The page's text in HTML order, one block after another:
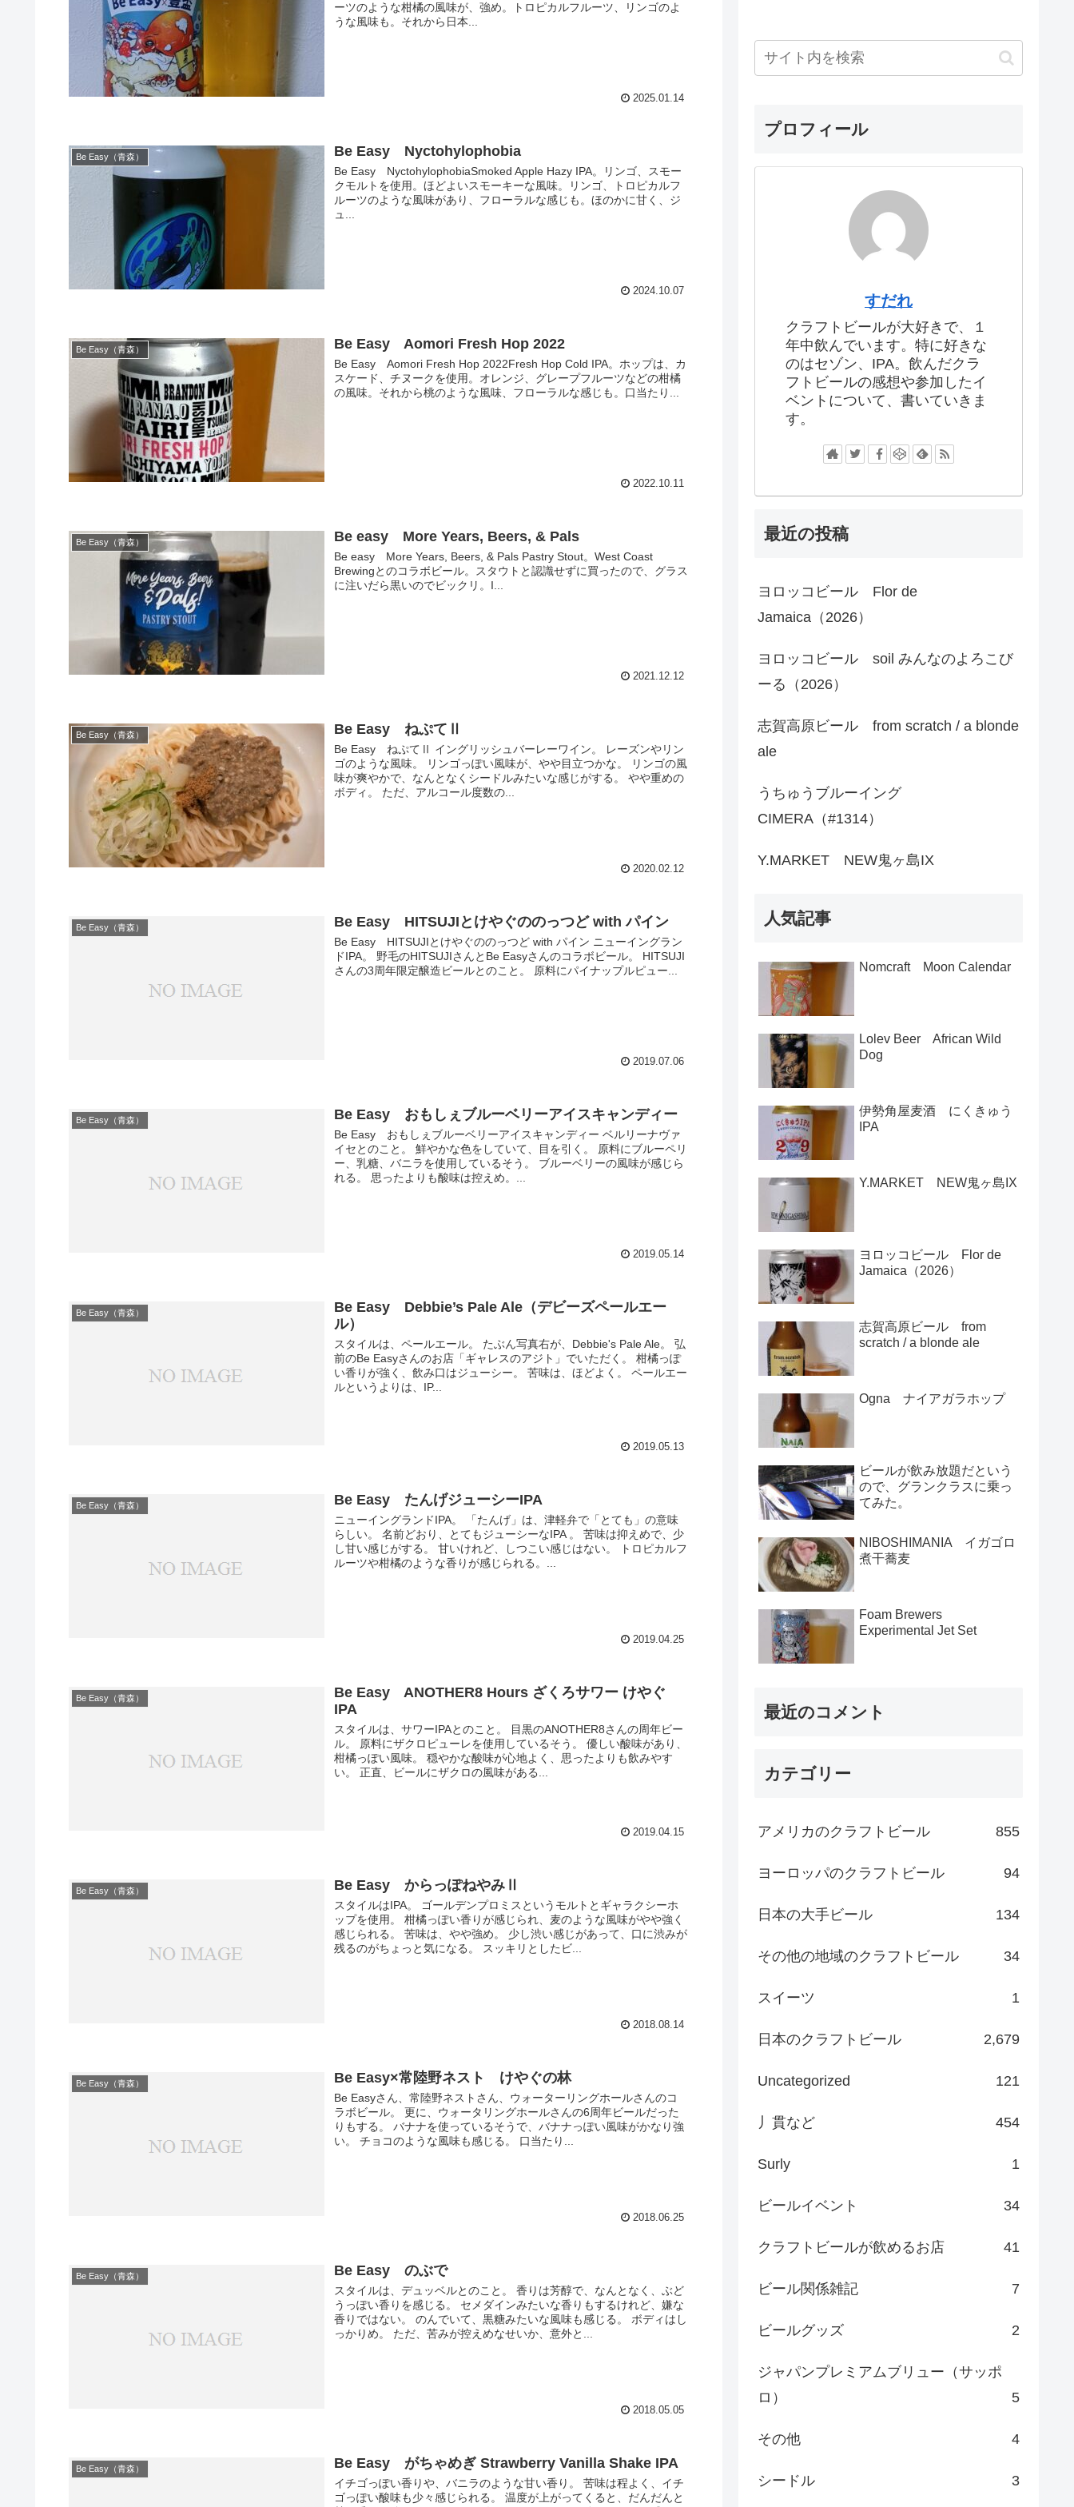
ーツのような柑橘の風味が、強め。トロピカルフルーツ、リンゴのよ
うな風味も。それから日本...
2025.01.14
Be Easy（青森） Be Easy Nyctohylophobia
Be Easy NyctohylophobiaSmoked Apple Hazy IPA。リンゴ、スモー
クモルトを使用。ほどよいスモーキーな風味。リンゴ、トロピカルフ
ルーツのような風味があり、フローラルな感じも。ほのかに甘く、ジ
ュ...
2024.10.07
Be Easy（青森） Be Easy Aomori Fresh Hop 2022
Be Easy Aomori Fresh Hop 2022Fresh Hop Cold IPA。ホップは、カ
スケード、チヌークを使用。オレンジ、グレープフルーツなどの柑橘
の風味。それから桃のような風味、フローラルな感じも。口当たり...
2022.10.11
Be Easy（青森） Be easy More Years, Beers, & Pals
Be easy More Years, Beers, & Pals Pastry Stout。West Coast
Brewingとのコラボビール。スタウトと認識せずに買ったので、グラス
に注いだら黒いのでビックリ。I...
2021.12.12
Be Easy（青森） Be Easy ねぷてⅡ
Be Easy ねぷてⅡ イングリッシュバーレーワイン。 レーズンやリン
ゴのような風味。 リンゴっぽい風味が、やや目立つかな。 リンゴの風
味が爽やかで、なんとなくシードルみたいな感じがする。 やや重めの
ボディ。 ただ、アルコール度数の...
2020.02.12
Be Easy（青森） Be Easy HITSUJIとけやぐののっつど with パイン
Be Easy HITSUJIとけやぐののっつど with パイン ニューイングラン
ドIPA。 野毛のHITSUJIさんとBe Easyさんのコラボビール。 HITSUJI
さんの3周年限定醸造ビールとのこと。 原料にパイナップルピュー...
2019.07.06
Be Easy（青森） Be Easy おもしぇブルーベリーアイスキャンディー
Be Easy おもしぇブルーベリーアイスキャンディー ベルリーナヴァ
イセとのこと。 鮮やかな色をしていて、目を引く。 原料にブルーペリ
ー、乳糖、バニラを使用しているそう。 ブルーベリーの風味が感じら
れる。 思ったよりも酸味は控えめ。...
2019.05.14
Be Easy（青森）
Be Easy Debbie’s Pale Ale（デビーズペールエー
ル）
スタイルは、ペールエール。 たぶん写真右が、Debbie's Pale Ale。 弘
前のBe Easyさんのお店「ギャレスのアジト」でいただく。 柑橘っぽ
い香りが強く、飲み口はジューシー。 苦味は、ほどよく。 ペールエー
ルというよりは、IP...
2019.05.13
Be Easy（青森） Be Easy たんげジューシーIPA
ニューイングランドIPA。 「たんげ」は、津軽弁で「とても」の意味
らしい。 名前どおり、とてもジューシーなIPA 。 苦味は抑えめで、少
し甘い感じがする。 甘いけれど、しつこい感じはない。 トロピカルフ
ルーツや柑橘のような香りが感じられる。...
2019.04.25
Be Easy（青森）
Be Easy ANOTHER8 Hours ざくろサワー けやぐ
IPA
スタイルは、サワーIPAとのこと。 目黒のANOTHER8さんの周年ビー
ル。 原料にザクロピューレを使用しているそう。 優しい酸味があり、
柑橘っぽい風味。 穏やかな酸味が心地よく、思ったよりも飲みやす
い。 正直、ビールにザクロの風味がある...
2019.04.15
Be Easy（青森） Be Easy からっぽねやみⅡ
スタイルはIPA。 ゴールデンプロミスというモルトとギャラクシーホ
ップを使用。 柑橘っぽい香りが感じられ、麦のような風味がやや強く
感じられる。 苦味は、やや強め。 少し渋い感じがあって、口に渋みが
残るのがちょっと気になる。 スッキリとしたビ...
2018.08.14
Be Easy（青森） Be Easy×常陸野ネスト けやぐの林
Be Easyさん、常陸野ネストさん、ウォーターリングホールさんのコ
ラボビール。 更に、ウォータリングホールさんの6周年ビールだった
りもする。 バナナを使っているそうで、バナナっぽい風味がかなり強
い。 チョコのような風味も感じる。 口当たり...
2018.06.25
Be Easy（青森） Be Easy のぶで
スタイルは、デュッベルとのこと。 香りは芳醇で、なんとなく、ぶど
うっぽい香りを感じる。 セメダインみたいな香りもするけれど、嫌な
香りではない。 のんでいて、黒糖みたいな風味も感じる。 ボディはし
っかりめ。 ただ、苦みが控えめなせいか、意外と...
2018.05.05
Be Easy（青森） Be Easy がちゃめぎ Strawberry Vanilla Shake IPA
イチゴっぽい香りや、バニラのような甘い香り。 苦味は程よく、イチ
ゴっぽい酸味も少々感じられる。 温度が上がってくると、だんだんと
プロフィール
すだれ
クラフトビールが大好きで、１
年中飲んでいます。特に好きな
のはセゾン、IPA。飲んだクラ
フトビールの感想や参加したイ
ベントについて、書いていきま
す。
最近の投稿
ヨロッコビール Flor de
Jamaica（2026）
ヨロッコビール soil みんなのよろこび
ーる（2026）
志賀高原ビール from scratch / a blonde
ale
うちゅうブルーイング
CIMERA（#1314）
Y.MARKET NEW鬼ヶ島IX
人気記事
Nomcraft Moon Calendar
Lolev Beer African Wild
Dog
伊勢角屋麦酒 にくきゅう
IPA
Y.MARKET NEW鬼ヶ島IX
ヨロッコビール Flor de
Jamaica（2026）
志賀高原ビール from
scratch / a blonde ale
Ogna ナイアガラホップ
ビールが飲み放題だという
ので、グランクラスに乗っ
てみた。
NIBOSHIMANIA イガゴロ
煮干蕎麦
Foam Brewers
Experimental Jet Set
最近のコメント
カテゴリー
アメリカのクラフトビール 855
ヨーロッパのクラフトビール 94
日本の大手ビール 134
その他の地域のクラフトビール 34
スイーツ 1
日本のクラフトビール 2,679
Uncategorized 121
丿貫など 454
Surly 1
ビールイベント 34
クラフトビールが飲めるお店 41
ビール関係雑記 7
ビールグッズ 2
ジャパンプレミアムブリュー（サッポ
ロ）
5
その他 4
シードル 3